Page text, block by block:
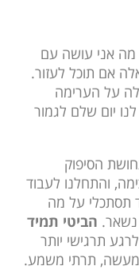
מה אני עושה עם
אם תוכל לעזור.
על הערימה
יום שלם לגמור
הסיפוק
והתחלנו לעבוד
תסתכלי על מה
נשאר. הביטי תמיד
תרגישי יותר
המעשה, תרתי משמע.